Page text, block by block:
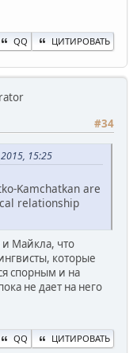
QQ ЦИТИРОВАТЬ
#34
15:25
Kamchatkan are
relationship
Майкла, что
которые
спорным и на
не дает на него
QQ ЦИТИРОВАТЬ